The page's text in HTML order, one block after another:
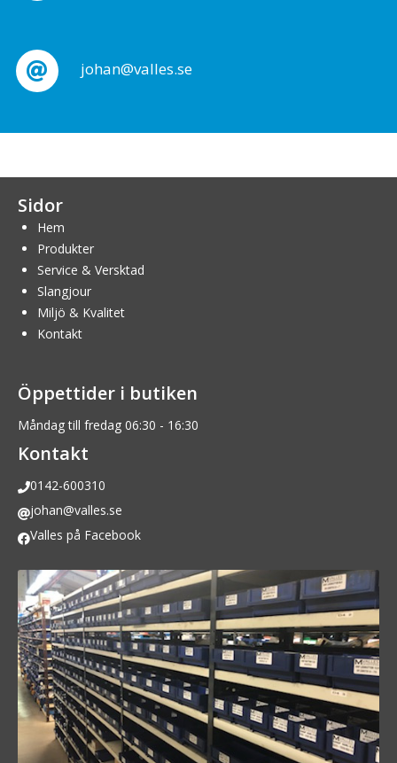
johan@valles.se
Sidor
Hem
Produkter
Service & Versktad
Slangjour
Miljö & Kvalitet
Kontakt
Öppettider i butiken
Måndag till fredag 06:30 - 16:30
Kontakt
0142-600310
johan@valles.se
Valles på Facebook